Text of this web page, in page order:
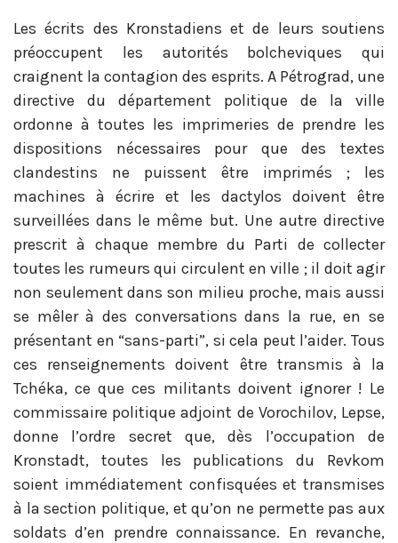
Les écrits des Kronstadiens et de leurs soutiens
préoccupent les autorités bolcheviques qui
craignent la contagion des esprits. A Pétrograd, une
directive du département politique de la ville
ordonne à toutes les imprimeries de prendre les
dispositions nécessaires pour que des textes
clandestins ne puissent être imprimés ; les
machines à écrire et les dactylos doivent être
surveillées dans le même but. Une autre directive
prescrit à chaque membre du Parti de collecter
toutes les rumeurs qui circulent en ville ; il doit agir
non seulement dans son milieu proche, mais aussi
se mêler à des conversations dans la rue, en se
présentant en “sans-parti”, si cela peut l’aider. Tous
ces renseignements doivent être transmis à la
Tchéka, ce que ces militants doivent ignorer ! Le
commissaire politique adjoint de Vorochilov, Lepse,
donne l’ordre secret que, dès l’occupation de
Kronstadt, toutes les publications du Revkom
soient immédiatement confisquées et transmises
à la section politique, et qu’on ne permette pas aux
soldats d’en prendre connaissance. En revanche,